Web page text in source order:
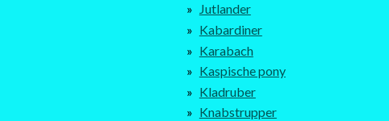
Jutlander
Kabardiner
Karabach
Kaspische pony
Kladruber
Knabstrupper